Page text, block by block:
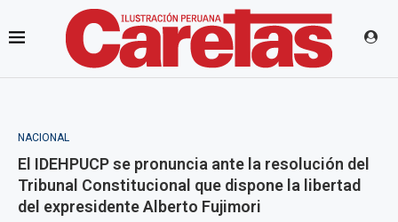
NACIONAL
El IDEHPUCP se pronuncia ante la resolución del
Tribunal Constitucional que dispone la libertad
del expresidente Alberto Fujimori